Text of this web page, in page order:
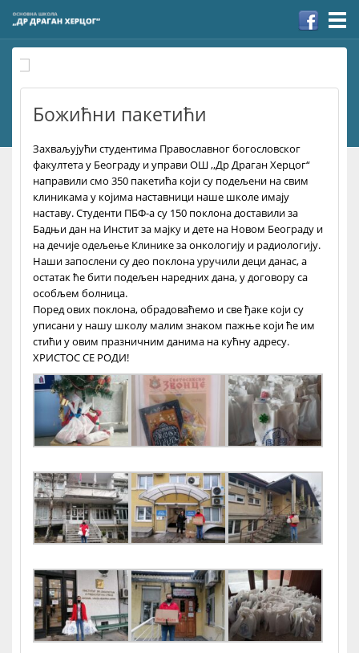
Божићни пакетићи
Захваљујући студентима Православног богословског
факултета у Београду и управи ОШ ,,Др Драган Херцог“
направили смо 350 пакетића који су подељени на свим
клиникама у којима наставници наше школе имају
наставу. Студенти ПБФ-а су 150 поклона доставили за
Бадњи дан на Инстит за мајку и дете на Новом Београду и
на дечије одељење Клинике за онкологију и радиологију.
Наши запослени су део поклона уручили деци данас, а
остатак ће бити подељен наредних дана, у договору са
особљем болница.
Поред ових поклона, обрадоваћемо и све ђаке који су
уписани у нашу школу малим знаком пажње који ће им
стићи у овим празничним данима на кућну адресу.
ХРИСТОС СЕ РОДИ!